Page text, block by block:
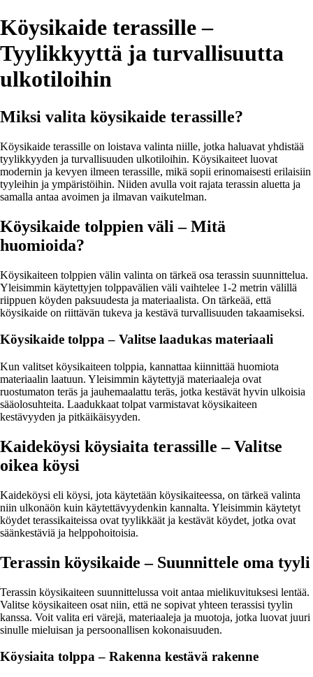
Köysikaide terassille –
Tyylikkyyttä ja turvallisuutta
ulkotiloihin
Miksi valita köysikaide terassille?
Köysikaide terassille on loistava valinta niille, jotka haluavat yhdistää
tyylikkyyden ja turvallisuuden ulkotiloihin. Köysikaiteet luovat
modernin ja kevyen ilmeen terassille, mikä sopii erinomaisesti erilaisiin
tyyleihin ja ympäristöihin. Niiden avulla voit rajata terassin aluetta ja
samalla antaa avoimen ja ilmavan vaikutelman.
Köysikaide tolppien väli – Mitä
huomioida?
Köysikaiteen tolppien välin valinta on tärkeä osa terassin suunnittelua.
Yleisimmin käytettyjen tolppavälien väli vaihtelee 1-2 metrin välillä
riippuen köyden paksuudesta ja materiaalista. On tärkeää, että
köysikaide on riittävän tukeva ja kestävä turvallisuuden takaamiseksi.
Köysikaide tolppa – Valitse laadukas materiaali
Kun valitset köysikaiteen tolppia, kannattaa kiinnittää huomiota
materiaalin laatuun. Yleisimmin käytettyjä materiaaleja ovat
ruostumaton teräs ja jauhemaalattu teräs, jotka kestävät hyvin ulkoisia
sääolosuhteita. Laadukkaat tolpat varmistavat köysikaiteen
kestävyyden ja pitkäikäisyyden.
Kaideköysi köysiaita terassille – Valitse
oikea köysi
Kaideköysi eli köysi, jota käytetään köysikaiteessa, on tärkeä valinta
niin ulkonäön kuin käytettävyydenkin kannalta. Yleisimmin käytetyt
köydet terassikaiteissa ovat tyylikkäät ja kestävät köydet, jotka ovat
säänkestäviä ja helppohoitoisia.
Terassin köysikaide – Suunnittele oma tyyli
Terassin köysikaiteen suunnittelussa voit antaa mielikuvituksesi lentää.
Valitse köysikaiteen osat niin, että ne sopivat yhteen terassisi tyylin
kanssa. Voit valita eri värejä, materiaaleja ja muotoja, jotka luovat juuri
sinulle mieluisan ja persoonallisen kokonaisuuden.
Köysiaita tolppa – Rakenna kestävä rakenne